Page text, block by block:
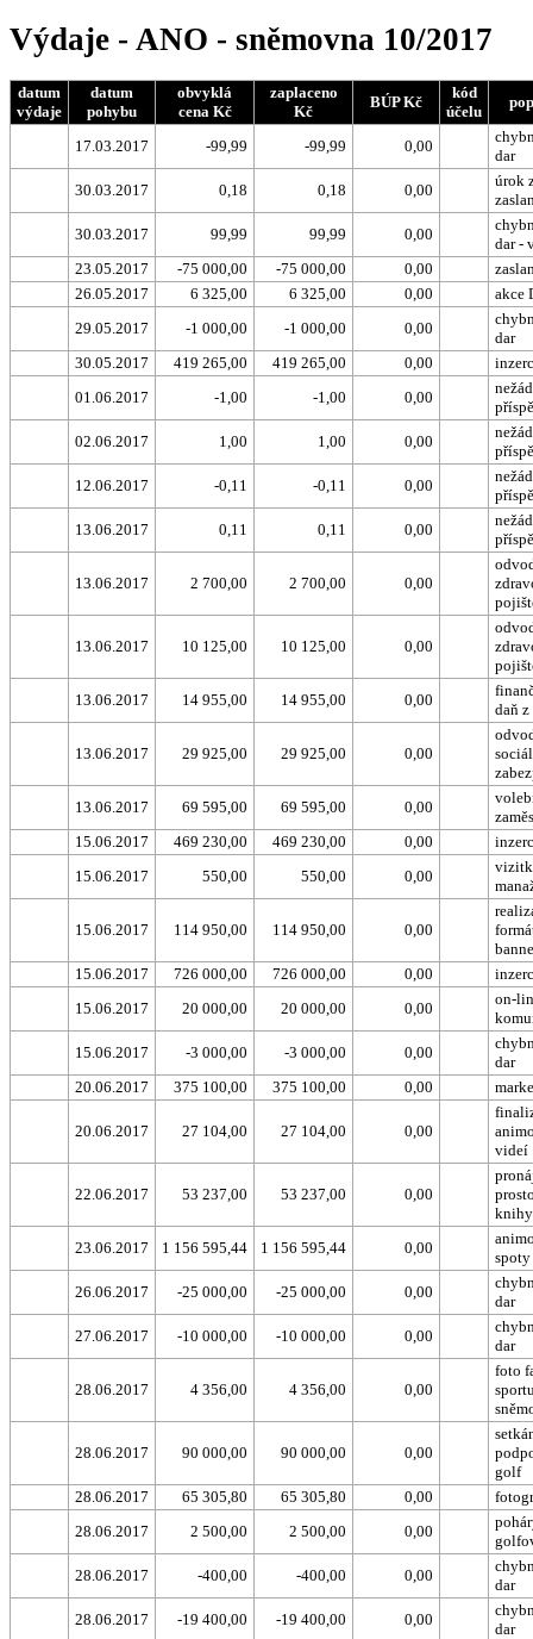
Výdaje - ANO - sněmovna 10/2017
datum
výdaje
datum
pohybu
obvyklá
cena Kč
zaplaceno
Kč
BÚP Kč
kód
účelu
17.03.2017 -99,99 -99,99 0,00
dar
30.03.2017
0,18 0,18 0,00
úrok
30.03.2017
99,99 99,99 0,00
dar -
23.05.2017
-75 000,00 -75 000,00 0,00
26.05.2017
6 325,00 6 325,00 0,00
akce
29.05.2017
-1 000,00 -1 000,00 0,00
dar
30.05.2017
419 265,00 419 265,00 0,00
01.06.2017
-1,00 -1,00 0,00
02.06.2017
1,00 1,00 0,00
12.06.2017
-0,11 -0,11 0,00
13.06.2017
0,11 0,11 0,00
13.06.2017 2 700,00 2 700,00 0,00
13.06.2017 10 125,00 10 125,00 0,00
13.06.2017
14 955,00 14 955,00 0,00
daň
13.06.2017 29 925,00 29 925,00 0,00
13.06.2017
69 595,00 69 595,00 0,00
15.06.2017
469 230,00 469 230,00 0,00
15.06.2017
550,00 550,00 0,00
15.06.2017 114 950,00 114 950,00 0,00
15.06.2017
726 000,00 726 000,00 0,00
15.06.2017
20 000,00 20 000,00 0,00
on-
15.06.2017
-3 000,00 -3 000,00 0,00
dar
20.06.2017
375 100,00 375 100,00 0,00
20.06.2017 27 104,00 27 104,00 0,00
videí
22.06.2017 53 237,00 53 237,00 0,00
knihy
23.06.2017
1 156 595,44 1 156 595,44 0,00
spoty
26.06.2017
-25 000,00 -25 000,00 0,00
dar
27.06.2017
-10 000,00 -10 000,00 0,00
dar
28.06.2017 4 356,00 4 356,00 0,00
foto
28.06.2017 90 000,00 90 000,00 0,00
golf
28.06.2017
65 305,80 65 305,80 0,00
28.06.2017
2 500,00 2 500,00 0,00
28.06.2017
-400,00 -400,00 0,00
dar
28.06.2017
-19 400,00 -19 400,00 0,00
dar